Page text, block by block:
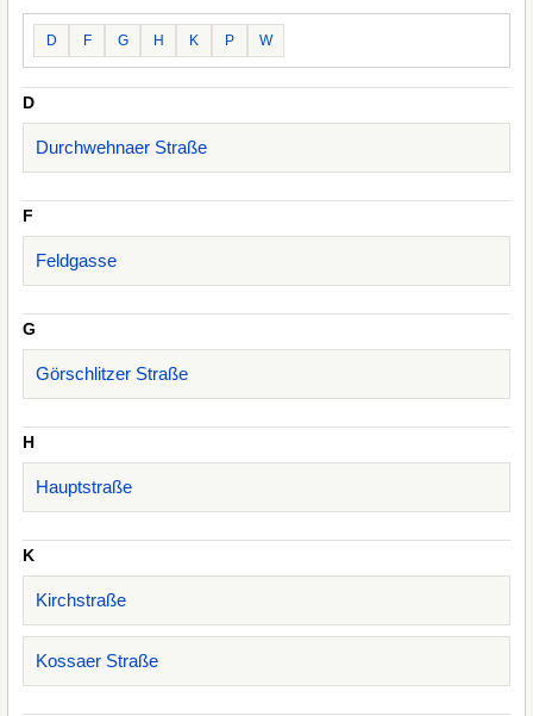
D F G H K P W
D
Durchwehnaer Straße
F
Feldgasse
G
Görschlitzer Straße
H
Hauptstraße
K
Kirchstraße
Kossaer Straße